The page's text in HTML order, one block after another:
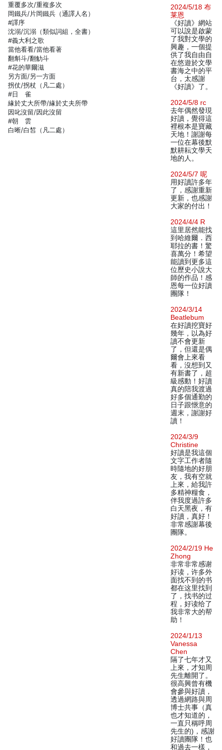
重覆多次/重複多次
岡鐵兵/片岡鐵兵（通譯人名）
#譯序
沈溺/沉溺（類似詞組，全書）
#義大利之歌
當他看看/當他看著
翻斛斗/翻觔斗
#花的華爾滋
另方面/另一方面
拐仗/拐杖（凡二處）
#日 雀
緣於丈大所帶/緣於丈夫所帶
因叱沒留/因此沒留
#朝 雲
白晰/白皙（凡二處）
2024/5/18 布
莱恩
《好讀》網站
可以說是啟蒙
了我對文學的
興趣，一個提
供了我自由自
在悠遊於文學
書海之中的平
台，太感謝
《好讀》了。
2024/5/8 rc
去年偶然發現
好讀，覺得這
裡根本是寶藏
天地！謝謝每
一位在幕後默
默耕耘文學天
地的人。
2024/5/7 呢
用好讀許多年
了，感謝重新
更新，也感謝
大家的付出！
2024/4/4 R
這里居然能找
到哈維爾．西
耶拉的書！驚
喜萬分！希望
能讀到更多這
位歷史小說大
師的作品！感
恩每一位好讀
團隊！
2024/3/14
Beatlebum
在好讀挖寶好
幾年，以為好
讀不會更新
了，但還是偶
爾會上來看
看，沒想到又
有新書了，超
級感動！好讀
真的陪我渡過
好多個通勤的
日子跟愜意的
週末，謝謝好
讀！
2024/3/9
Christine
好讀是我這個
文字工作者隨
時隨地的好朋
友，我有空就
上來，給我許
多精神糧食，
伴我度過許多
白天黑夜，有
好讀，真好！
非常感謝幕後
團隊。
2024/2/19 He
Zhong
非常非常感谢
好读，许多外
面找不到的书
都在这里找到
了，找书的过
程，好读给了
我非常大的帮
助！
2024/1/13
Vanessa
Chen
隔了七年才又
上來，才知周
先生離開了。
很高興曾有機
會參與好讀，
透過網路與周
博士共事（真
也才知道的，
一直只稱呼周
先生的)，感謝
好讀團隊！也
和過去一樣，